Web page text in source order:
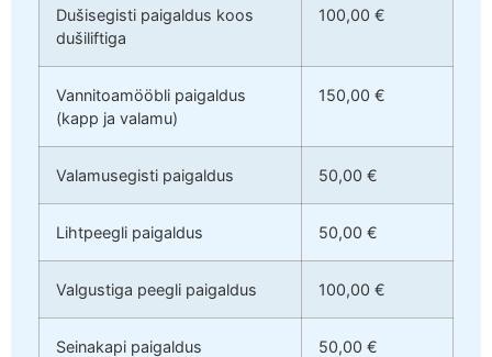
Dušisegisti paigaldus koos
dušiliftiga
100,00 €
Vannitoamööbli paigaldus
(kapp ja valamu)
150,00 €
Valamusegisti paigaldus 50,00 €
Lihtpeegli paigaldus 50,00 €
Valgustiga peegli paigaldus 100,00 €
Seinakapi paigaldus 50,00 €